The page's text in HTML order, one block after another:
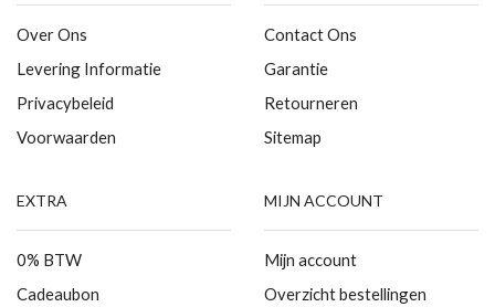
Over Ons
Levering Informatie
Privacybeleid
Voorwaarden
Contact Ons
Garantie
Retourneren
Sitemap
EXTRA
0% BTW
Cadeaubon
MIJN ACCOUNT
Mijn account
Overzicht bestellingen